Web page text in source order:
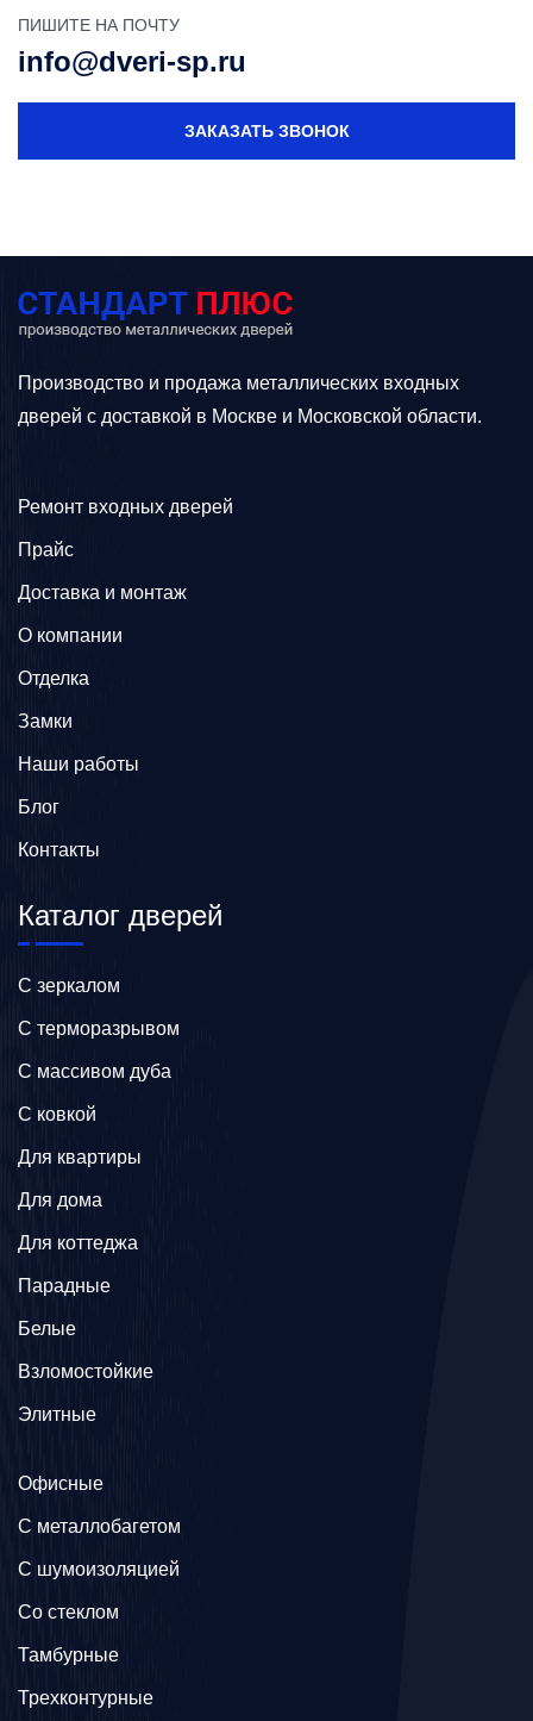
ПИШИТЕ НА ПОЧТУ
info@dveri-sp.ru
ЗАКАЗАТЬ ЗВОНОК
Производство и продажа металлических входных
дверей с доставкой в Москве и Московской области.
Ремонт входных дверей
Прайс
Доставка и монтаж
О компании
Отделка
Замки
Наши работы
Блог
Контакты
Каталог дверей
C зеркалом
C терморазрывом
C массивом дуба
C ковкой
Для квартиры
Для дома
Для коттеджа
Парадные
Белые
Взломостойкие
Элитные
Офисные
C металлобагетом
С шумоизоляцией
Со стеклом
Тамбурные
Трехконтурные